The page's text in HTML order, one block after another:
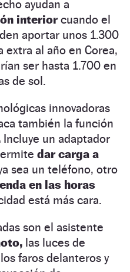
ayudan a
interiorcuando el
aportar unos 1.300
al año en Corea,
ser hasta 1.700 en
de sol.
innovadoras
también la función
Incluye un adaptador
dar carga a
sea un teléfono, otro
en las horas
está más cara.
son el asistente
las luces de
faros delanteros y